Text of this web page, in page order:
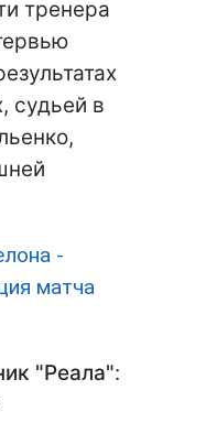
тренера
судьей в
-
матча
"Реала":